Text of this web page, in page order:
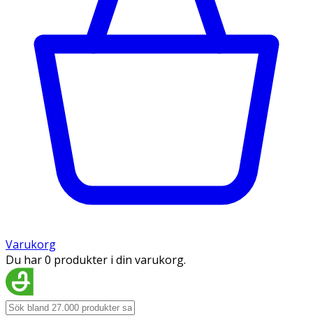
Varukorg
Du har 0 produkter i din varukorg.